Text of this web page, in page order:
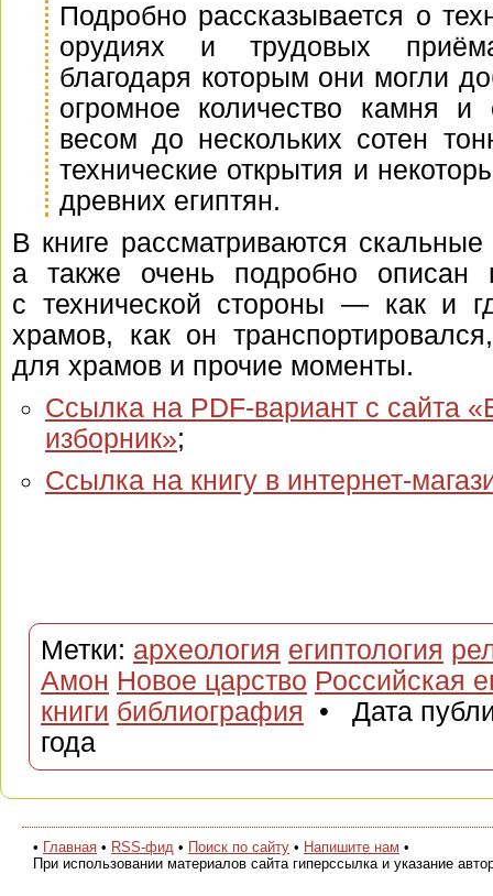
Подробно рассказывается о
орудиях и трудовых
благодаря которым они могли
огромное количество камня и
весом до нескольких сотен
технические открытия и
древних египтян.
В книге рассматриваются
а также очень подробно описан
с технической стороны — как и
храмов, как он
для храмов и прочие моменты.
Ссылка на PDF-вариант с сайта
изборник»;
Ссылка на книгу в интернет-
Метки: археология египтология
Амон Новое царство Российская
книги библиография • Дата
года
• Главная • RSS-фид • Поиск по сайту • Напишите нам •
При использовании материалов сайта гиперссылка и указание